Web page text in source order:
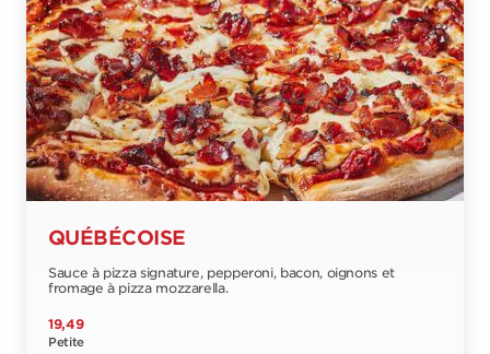
QUÉBÉCOISE
Sauce à pizza signature, pepperoni, bacon, oignons et
fromage à pizza mozzarella.
19,49
Petite